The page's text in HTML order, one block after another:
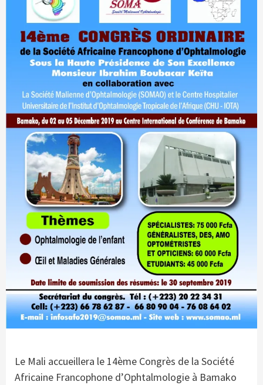
Le Mali accueillera le 14ème Congrès de la Société
Africaine Francophone d’Ophtalmologie à Bamako